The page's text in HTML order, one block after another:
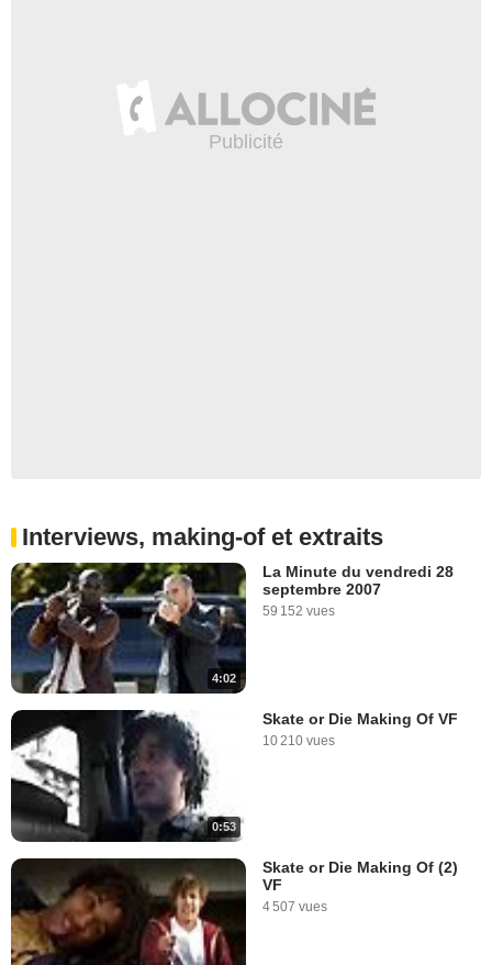
Interviews, making-of et extraits
4:02
La Minute du vendredi 28
septembre 2007
59 152 vues
0:53
Skate or Die Making Of VF
10 210 vues
Skate or Die Making Of (2)
VF
4 507 vues